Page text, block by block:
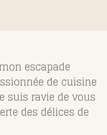
escapade
de cuisine
suis ravie de vous
des délices de